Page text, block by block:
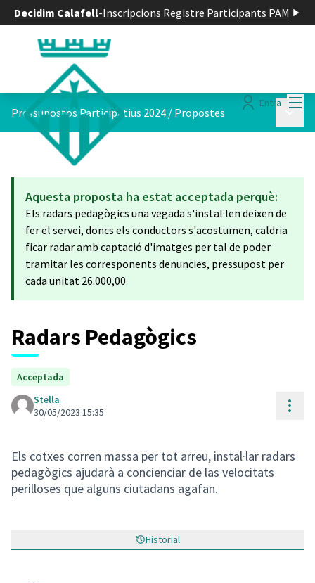
Decidim Calafell-Inscripcions Registre Participants PAM
Entra
Pressupostos Participatius 2024 / Propostes
Aquesta proposta ha estat acceptada perquè:
Els radars pedagògics una vegada s'instal·len deixen de
fer el servei, doncs els conductors s'acostumen, caldria
ficar radar amb captació d'imatges per tal de poder
tramitar les corresponents denuncies, pressupost per
cada unitat 26.000,00
Radars Pedagògics
Acceptada
Stella
30/05/2023 15:35
Els cotxes corren massa per tot arreu, instal·lar radars
pedagògics ajudarà a concienciar de las velocitats
perilloses que alguns ciutadans agafan.
Historial